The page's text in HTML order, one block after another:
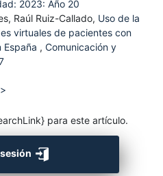
2023: Año 20
Raúl Ruiz-Callado, Uso de la
virtuales de pacientes con
España , Comunicación y
para este artículo.